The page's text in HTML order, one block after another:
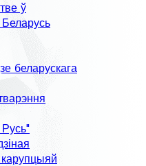
ў
беларускага